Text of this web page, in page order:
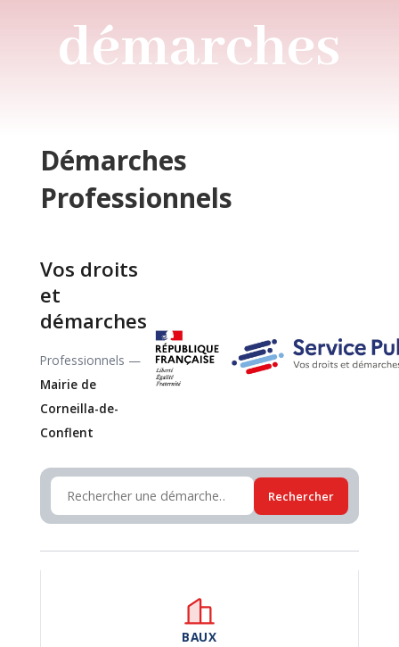
démarches
Démarches
Professionnels
Vos droits
et
démarches
Professionnels —
Mairie de
Corneilla-de-
Conflent
Rechercher
BAUX